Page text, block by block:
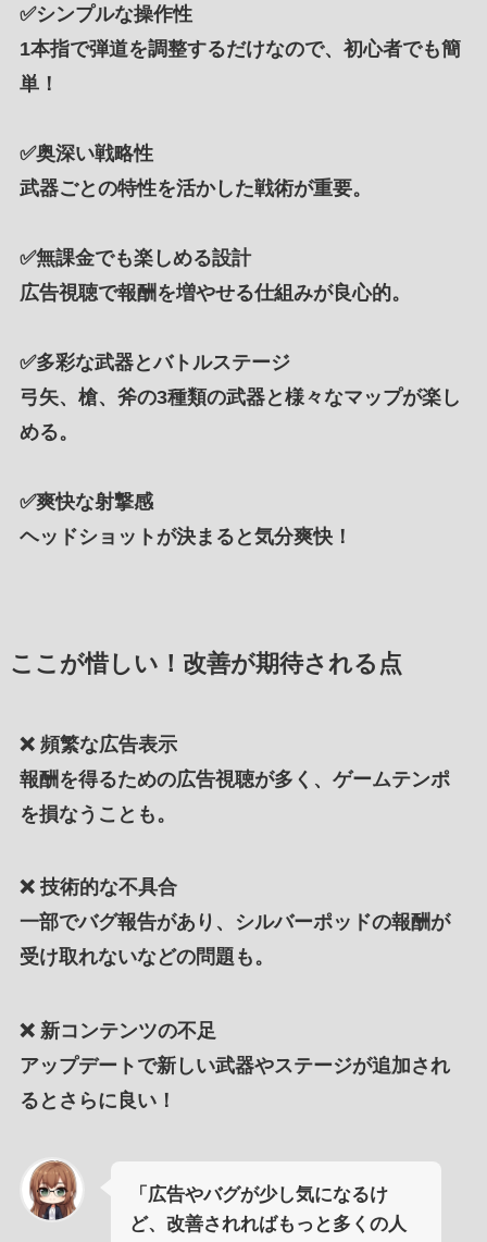
✅シンプルな操作性
1本指で弾道を調整するだけなので、初心者でも簡
単！
✅奥深い戦略性
武器ごとの特性を活かした戦術が重要。
✅無課金でも楽しめる設計
広告視聴で報酬を増やせる仕組みが良心的。
✅多彩な武器とバトルステージ
弓矢、槍、斧の3種類の武器と様々なマップが楽し
める。
✅爽快な射撃感
ヘッドショットが決まると気分爽快！
ここが惜しい！改善が期待される点
❌ 頻繁な広告表示
報酬を得るための広告視聴が多く、ゲームテンポ
を損なうことも。
❌ 技術的な不具合
一部でバグ報告があり、シルバーポッドの報酬が
受け取れないなどの問題も。
❌ 新コンテンツの不足
アップデートで新しい武器やステージが追加され
るとさらに良い！
「広告やバグが少し気になるけ
ど、改善されればもっと多くの人